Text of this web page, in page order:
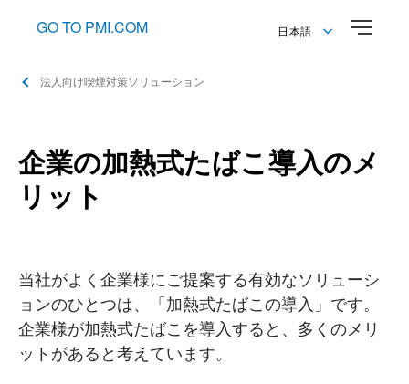
GO TO PMI.COM
日本語
法人向け喫煙対策ソリューション
企業の加熱式たばこ導入のメ
リット
当社がよく企業様にご提案する有効なソリューシ
ョンのひとつは、「加熱式たばこの導入」です。
企業様が加熱式たばこを導入すると、多くのメリ
ットがあると考えています。